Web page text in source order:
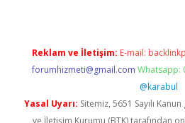
Reklam ve İletişim: E-mail:
forumhizmeti@gmail.com Whatsapp:
@karabul
Yasal Uyarı: Sitemiz, 5651 Sayılı
ve İletişim Kurumu (BTK) tarafından